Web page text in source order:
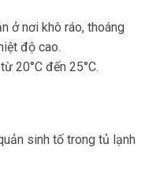
ở nơi khô ráo, thoáng
độ cao.
20°C đến 25°C.
sinh tố trong tủ lạnh